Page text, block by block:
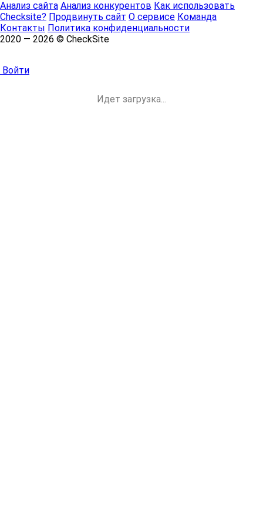
Анализ сайта Анализ конкурентов Как использовать
Checksite? Продвинуть сайт О сервисе Команда
Контакты Политика конфиденциальности
2020 — 2026 © CheckSite
Войти
Идет загрузка...